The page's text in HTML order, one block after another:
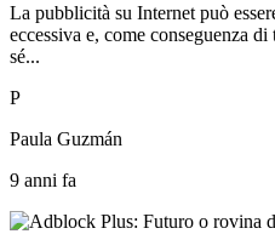
La pubblicità su Internet può
eccessiva e, come conseguenza
sé...
P
Paula Guzmán
9 anni fa